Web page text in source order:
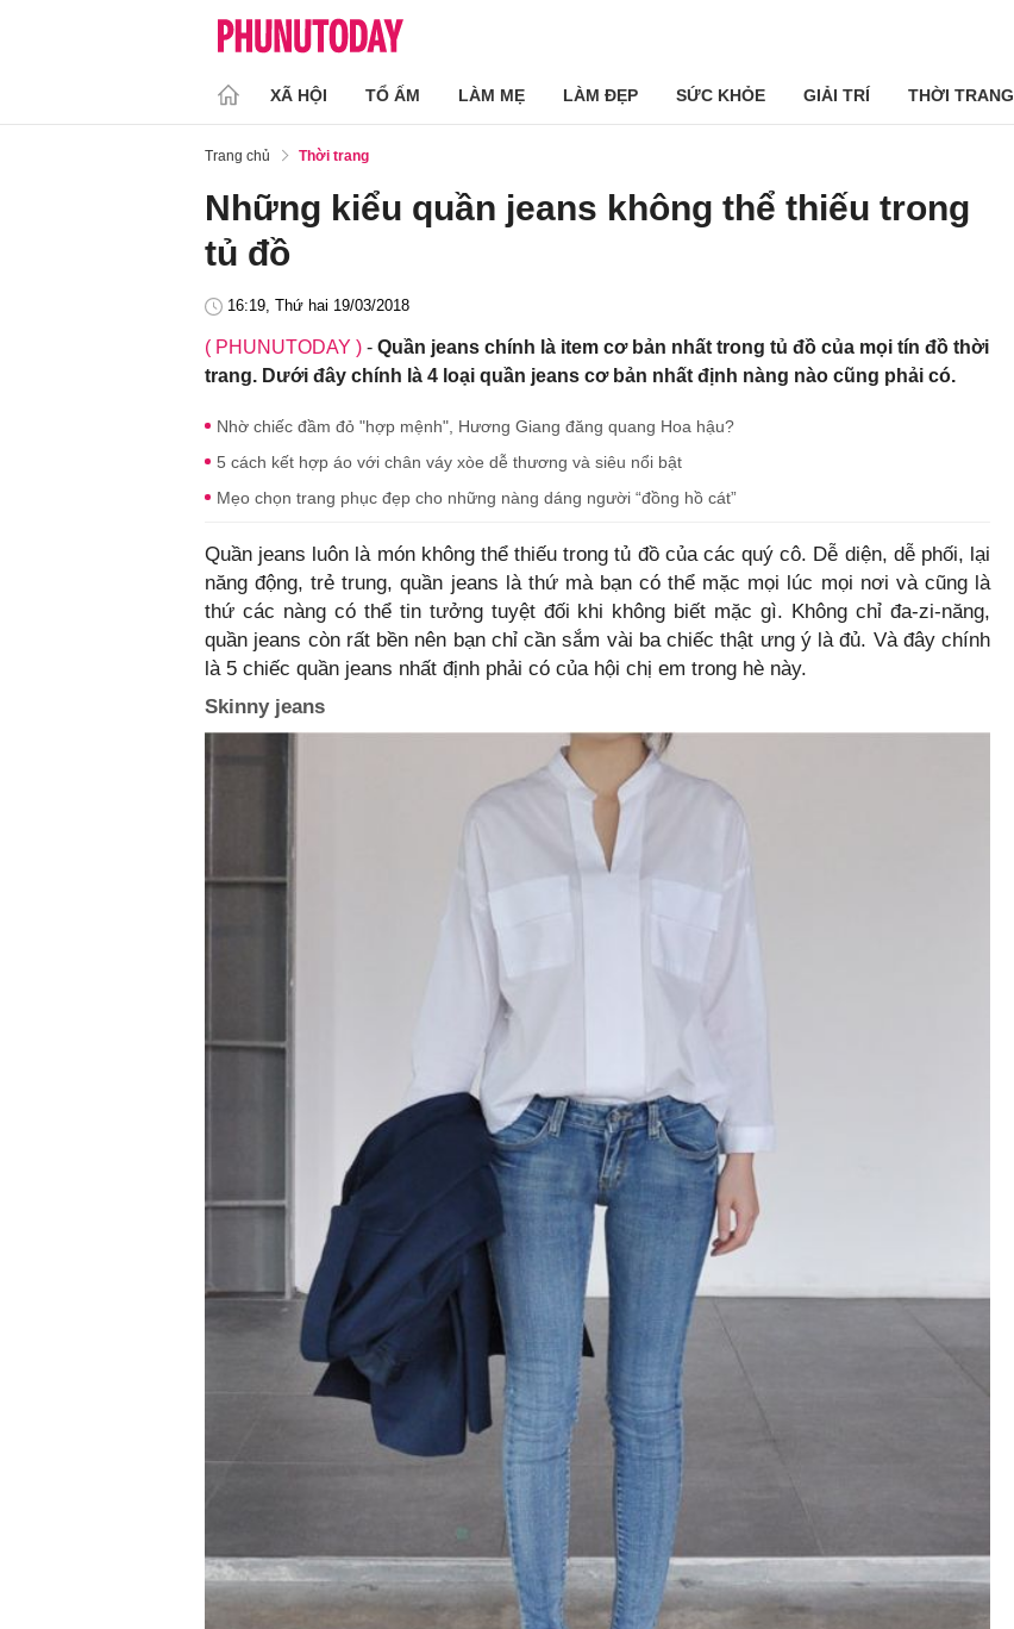
XÃ HỘI TỔ ẤM LÀM MẸ LÀM ĐẸP SỨC KHỎE GIẢI TRÍ THỜI TRANG
Trang chủ Thời trang
Những kiểu quần jeans không thể thiếu trong
tủ đồ
16:19, Thứ hai 19/03/2018
( PHUNUTODAY ) - Quần jeans chính là item cơ bản nhất trong tủ đồ của mọi tín đồ thời
trang. Dưới đây chính là 4 loại quần jeans cơ bản nhất định nàng nào cũng phải có.
Nhờ chiếc đầm đỏ "hợp mệnh", Hương Giang đăng quang Hoa hậu?
5 cách kết hợp áo với chân váy xòe dễ thương và siêu nổi bật
Mẹo chọn trang phục đẹp cho những nàng dáng người “đồng hồ cát”
Quần jeans luôn là món không thể thiếu trong tủ đồ của các quý cô. Dễ diện, dễ phối, lại
năng động, trẻ trung, quần jeans là thứ mà bạn có thể mặc mọi lúc mọi nơi và cũng là
thứ các nàng có thể tin tưởng tuyệt đối khi không biết mặc gì. Không chỉ đa-zi-năng,
quần jeans còn rất bền nên bạn chỉ cần sắm vài ba chiếc thật ưng ý là đủ. Và đây chính
là 5 chiếc quần jeans nhất định phải có của hội chị em trong hè này.
Skinny jeans